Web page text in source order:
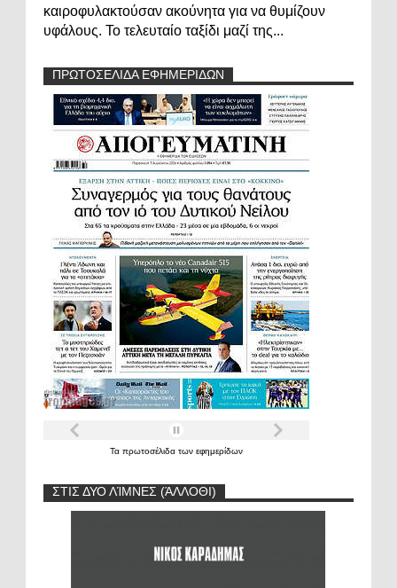
καιροφυλακτούσαν ακούνητα για να θυμίζουν
υφάλους. Το τελευταίο ταξίδι μαζί της...
ΠΡΩΤΟΣΕΛΙΔΑ ΕΦΗΜΕΡΙΔΩΝ
Τα πρωτοσέλιδα των εφημερίδων
ΣΤΙΣ ΔΥΟ ΛΊΜΝΕΣ (ΆΛΛΟΘΙ)